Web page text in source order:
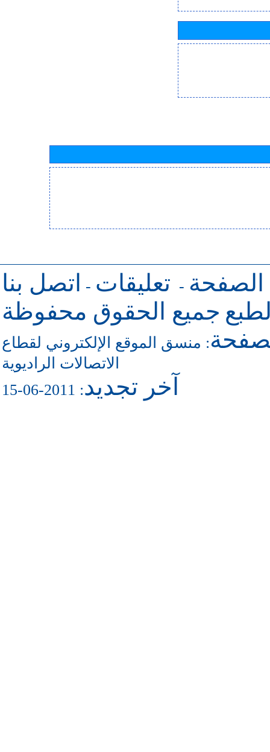
الصفحة - تعليقات -
اتصل بنا
جميع الحقوق محفوظة
: منسق الموقع الإلكتروني لقطاع
الاتصالات الراديوية
آخر تجديد: 2011-06-15